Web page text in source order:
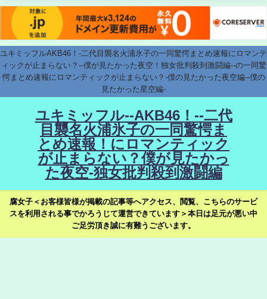
ユキミッフルAKB46！-二代目襲名火浦氷子の一同驚愕まとめ速報にロマンテ
ィックが止まらない？--僕が見たかった夜空！独女批判殺到激闘編--の一同驚
愕まとめ速報にロマンティックが止まらない？-僕の見たかった夜空編--僕の
見たかった星空編-
ユキミッフル--AKB46！--二代
目襲名火浦氷子の一同驚愕ま
とめ速報！にロマンティック
が止まらない？僕が見たかっ
た夜空-独女批判殺到激闘編
腐女子＜お客様皆様が掲載の記事等へアクセス、閲覧、こちらのサービ
スを利用される事でかろうじて運営できています＞本日は足元が悪い中
ご足労頂き誠に有難うございます。